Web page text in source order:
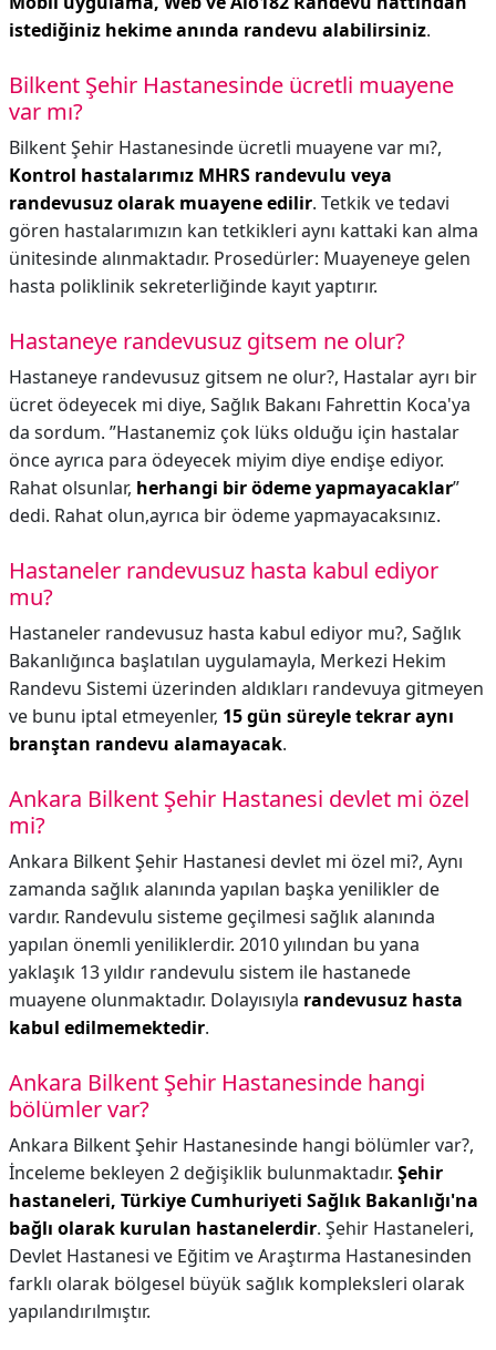
istediğiniz hekime anında randevu alabilirsiniz.
Bilkent Şehir Hastanesinde ücretli muayene
var mı?
Bilkent Şehir Hastanesinde ücretli muayene var mı?,
Kontrol hastalarımız MHRS randevulu veya
randevusuz olarak muayene edilir. Tetkik ve tedavi
gören hastalarımızın kan tetkikleri aynı kattaki kan alma
ünitesinde alınmaktadır. Prosedürler: Muayeneye gelen
hasta poliklinik sekreterliğinde kayıt yaptırır.
Hastaneye randevusuz gitsem ne olur?
Hastaneye randevusuz gitsem ne olur?, Hastalar ayrı bir
ücret ödeyecek mi diye, Sağlık Bakanı Fahrettin Koca'ya
da sordum. ”Hastanemiz çok lüks olduğu için hastalar
önce ayrıca para ödeyecek miyim diye endişe ediyor.
Rahat olsunlar, herhangi bir ödeme yapmayacaklar”
dedi. Rahat olun,ayrıca bir ödeme yapmayacaksınız.
Hastaneler randevusuz hasta kabul ediyor
mu?
Hastaneler randevusuz hasta kabul ediyor mu?, Sağlık
Bakanlığınca başlatılan uygulamayla, Merkezi Hekim
Randevu Sistemi üzerinden aldıkları randevuya gitmeyen
ve bunu iptal etmeyenler, 15 gün süreyle tekrar aynı
branştan randevu alamayacak.
Ankara Bilkent Şehir Hastanesi devlet mi özel
mi?
Ankara Bilkent Şehir Hastanesi devlet mi özel mi?, Aynı
zamanda sağlık alanında yapılan başka yenilikler de
vardır. Randevulu sisteme geçilmesi sağlık alanında
yapılan önemli yeniliklerdir. 2010 yılından bu yana
yaklaşık 13 yıldır randevulu sistem ile hastanede
muayene olunmaktadır. Dolayısıyla randevusuz hasta
kabul edilmemektedir.
Ankara Bilkent Şehir Hastanesinde hangi
bölümler var?
Ankara Bilkent Şehir Hastanesinde hangi bölümler var?,
İnceleme bekleyen 2 değişiklik bulunmaktadır. Şehir
hastaneleri, Türkiye Cumhuriyeti Sağlık Bakanlığı'na
bağlı olarak kurulan hastanelerdir. Şehir Hastaneleri,
Devlet Hastanesi ve Eğitim ve Araştırma Hastanesinden
farklı olarak bölgesel büyük sağlık kompleksleri olarak
yapılandırılmıştır.